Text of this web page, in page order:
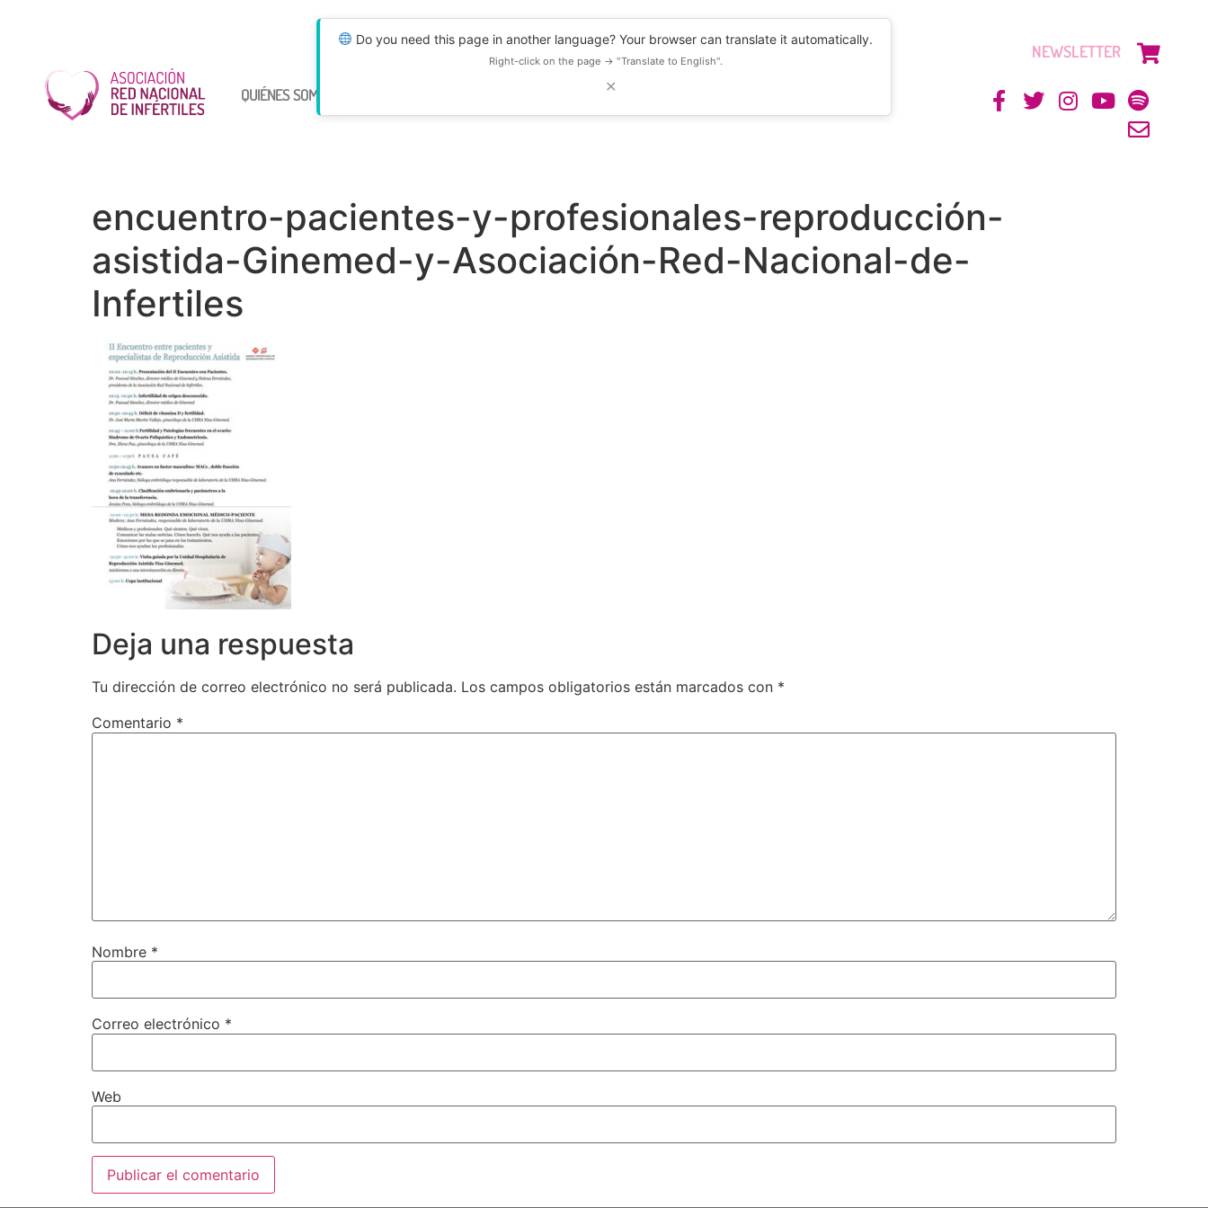
Do you need this page in another language? Your browser can translate it automatically.
Right-click on the page → "Translate to English".
✕
QUIÉNES SOMOS RECURSOS
NEWSLETTER
encuentro-pacientes-y-profesionales-reproducción-
asistida-Ginemed-y-Asociación-Red-Nacional-de-
Infertiles
Deja una respuesta
Tu dirección de correo electrónico no será publicada. Los campos obligatorios están marcados con *
Comentario *
Nombre *
Correo electrónico *
Web